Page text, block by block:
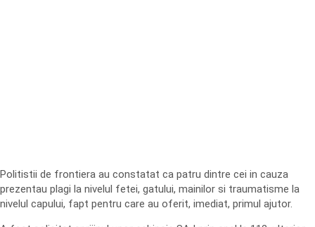
Politistii de frontiera au constatat ca patru dintre cei in cauza
prezentau plagi la nivelul fetei, gatului, mainilor si traumatisme la
nivelul capului, fapt pentru care au oferit, imediat, primul ajutor.